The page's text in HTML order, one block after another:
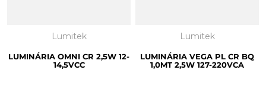
Lumitek
LUMINÁRIA OMNI CR 2,5W 12-
14,5VCC
Lumitek
LUMINÁRIA VEGA PL CR BQ
1,0MT 2,5W 127-220VCA